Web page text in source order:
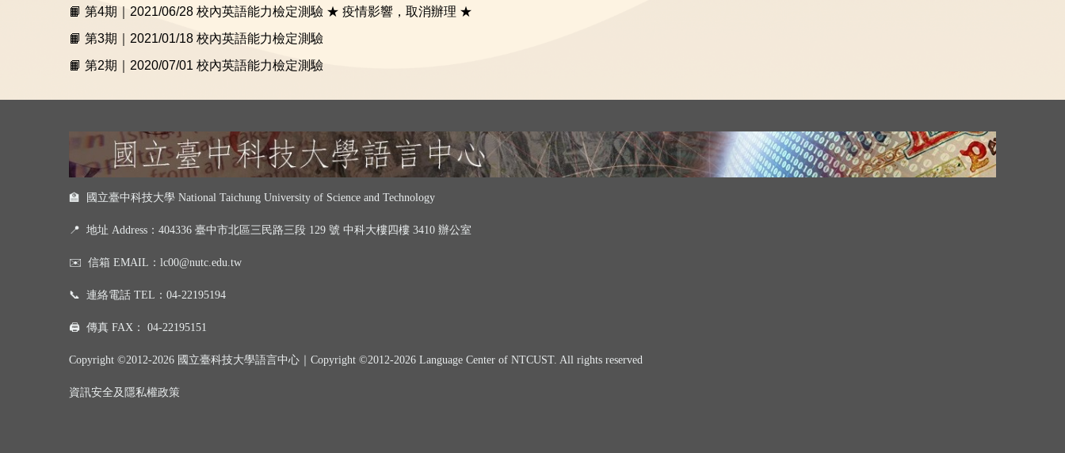
📙 第4期｜2021/06/28 校內英語能力檢定測驗 ★ 疫情影響，取消辦理 ★
📙 第3期｜2021/01/18 校內英語能力檢定測驗
📙 第2期｜2020/07/01 校內英語能力檢定測驗
🏫 國立臺中科技大學 National Taichung University of Science and Technology
📍 地址 Address：404336 臺中市北區三民路三段 129 號 中科大樓四樓 3410 辦公室
✉️ 信箱 EMAIL： lc00@nutc.edu.tw
📞 連絡電話 TEL： 04-22195194
🖨️ 傳真 FAX： 04-22195151
Copyright ©2012-2026 國立臺科技大學語言中心｜ Copyright ©2012-2026 Language Center of NTCUST. All rights reserved
資訊安全及 隱私權政策